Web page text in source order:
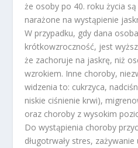
że osoby po 40. roku życia
narażone na wystąpienie
W przypadku, gdy dana
krótkowzroczność, jest
że zachoruje na jaskrę, niż
wzrokiem. Inne choroby,
widzenia to: cukrzyca,
niskie ciśnienie krwi),
oraz choroby z wysokim
Do wystąpienia choroby
długotrwały stres,